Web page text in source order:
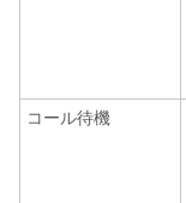
コール待機